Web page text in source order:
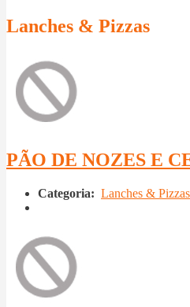
Lanches & Pizzas
PÃO DE NOZES E
Categoria: Lanches & Pizzas